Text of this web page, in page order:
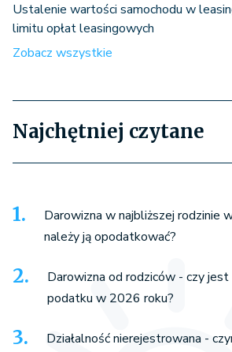
Ustalenie wartości samochodu w
limitu opłat leasingowych
Zobacz wszystkie
Najchętniej czytane
Darowizna w najbliższej rodzinie
należy ją opodatkować?
Darowizna od rodziców - czy
podatku w 2026 roku?
Działalność nierejestrowana -